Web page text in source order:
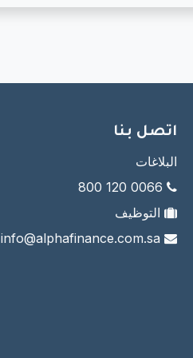
اتصل بنا ​
البلاغات
التوظيف
info@alphafinance.com.sa